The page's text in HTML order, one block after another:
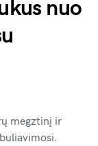
nuo
megztinį ir